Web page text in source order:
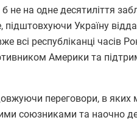
на одне десятиліття
Україну
республіканці часів
Америки та
переговори, в яких
союзниками та наочно